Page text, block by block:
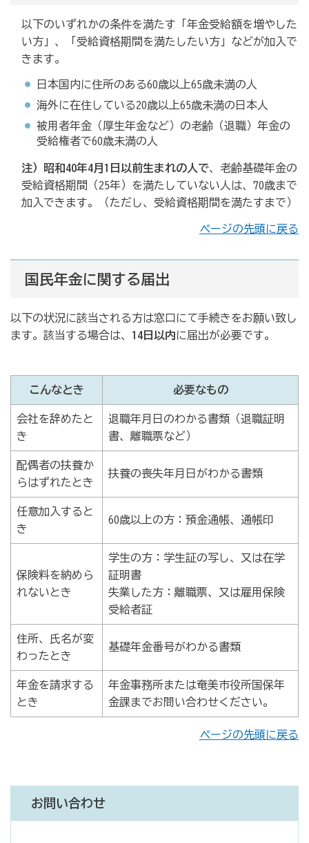
以下のいずれかの条件を満たす「年金受給額を増やした
い方」、「受給資格期間を満たしたい方」などが加入で
きます。
日本国内に住所のある60歳以上65歳未満の人
海外に在住している20歳以上65歳未満の日本人
被用者年金（厚生年金など）の老齢（退職）年金の
受給権者で60歳未満の人
注）昭和40年4月1日以前生まれの人で、老齢基礎年金の
受給資格期間（25年）を満たしていない人は、70歳まで
加入できます。（ただし、受給資格期間を満たすまで）
ページの先頭に戻る
国民年金に関する届出
以下の状況に該当される方は窓口にて手続きをお願い致し
ます。該当する場合は、 14日以内に届出が必要です。
こんなとき 必要なもの
会社を辞めたと
き
退職年月日のわかる書類（退職証明
書、離職票など）
配偶者の扶養か
らはずれたとき
扶養の喪失年月日がわかる書類
任意加入すると
き
60歳以上の方：預金通帳、通帳印
保険料を納めら
れないとき
学生の方：学生証の写し、又は在学
証明書
失業した方：離職票、又は雇用保険
受給者証
住所、氏名が変
わったとき
基礎年金番号がわかる書類
年金を請求する
とき
年金事務所または奄美市役所国保年
金課までお問い合わせください。
ページの先頭に戻る
お問い合わせ